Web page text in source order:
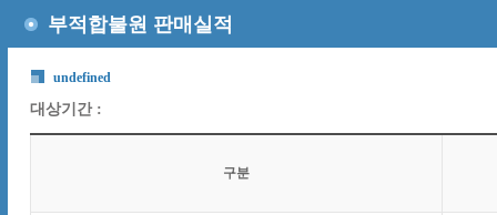
부적합불원 판매실적
undefined
대상기간 :
구분